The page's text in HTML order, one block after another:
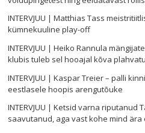
INTERVJUU | Matthias Tass
kümnekuuline play-off
INTERVJUU | Heiko Rannula
klubis tuleb sel hooajal kõva
INTERVJUU | Kaspar Treier – palli
eestlasele hoopis arengutõuke
INTERVJUU | Ketsid varna riputanud
saavutanud, aga vast kohe mind ära